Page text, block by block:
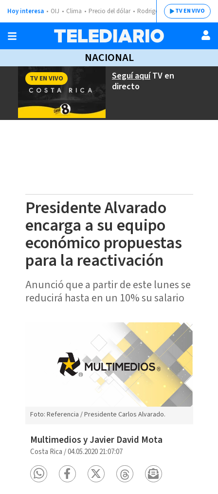
Hoy interesa OIJ Clima Precio del dólar Rodrigo ChavesTV EN VIVO
NACIONAL
Seguí aquíTV en
directo
TV EN VIVO
Presidente Alvarado
encarga a su equipo
económico propuestas
para la reactivación
Anunció que a partir de este lunes se
reducirá hasta en un 10% su salario
Foto: Referencia / Presidente Carlos Alvarado.
Multimedios y Javier David Mota
Costa Rica /04.05.2020 21:07:07